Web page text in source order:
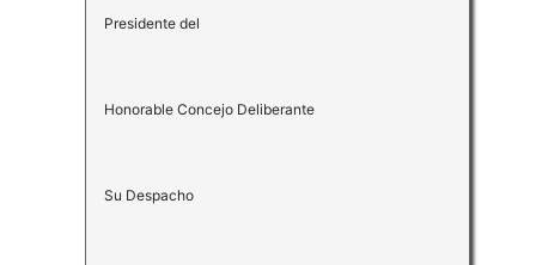
Presidente del
Honorable Concejo Deliberante
Su Despacho